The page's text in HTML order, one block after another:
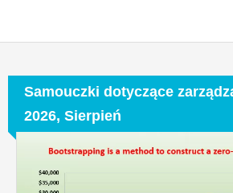
content
Samouczki księgowe
Excel, VBA i Power BI
Samouczki dotyczące
2026, Sierpień